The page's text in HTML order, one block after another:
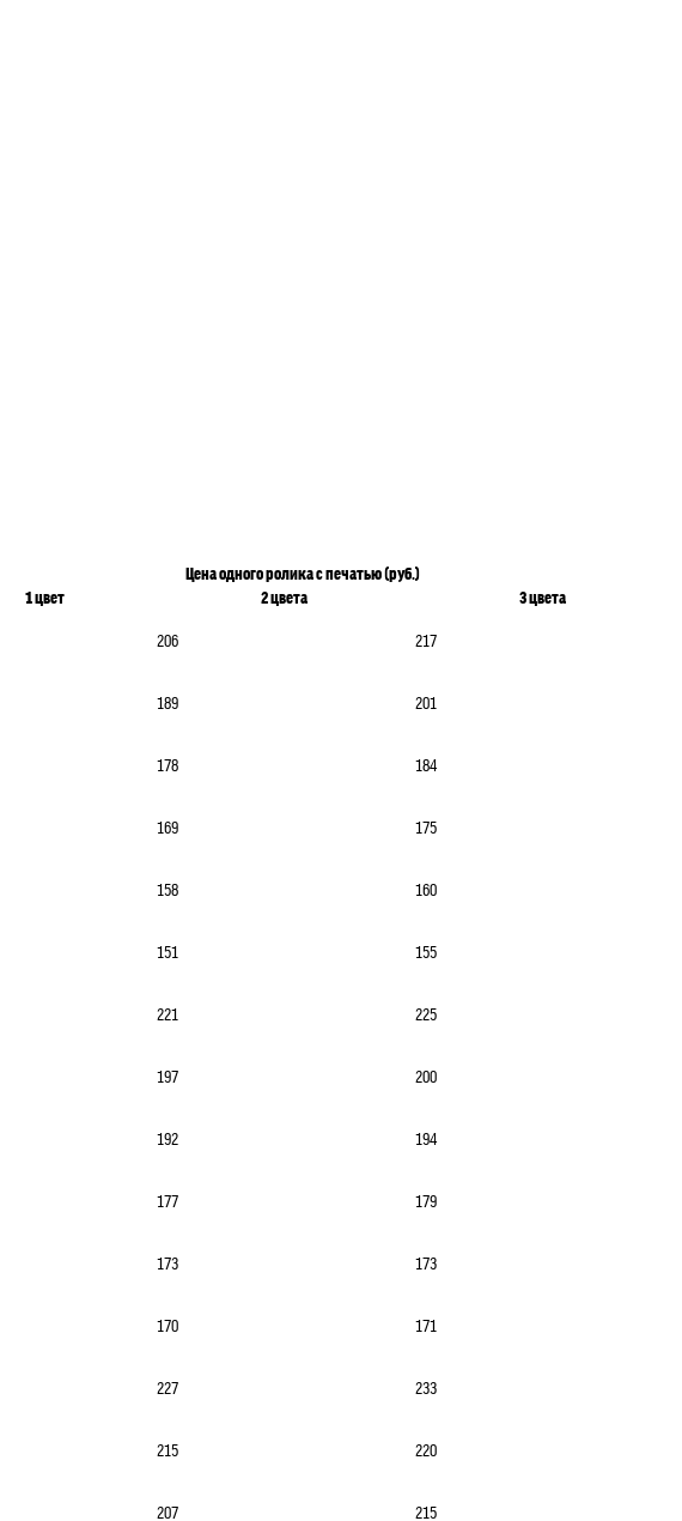
Цена одного ролика с печатью (руб.)
1 цвет
2 цвета 3 цвета
206 217
189 201
178 184
169 175
158 160
151 155
221 225
197 200
192 194
177 179
173 173
170 171
227 233
215 220
207 215